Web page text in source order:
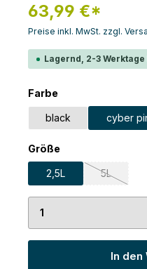
63,99 €*
Preise inkl. MwSt. zzgl.
Lagernd, 2-3
Farbeauswählen
black cyber
Größeauswählen
2,5L 5L
(Diese
Produkt Anzahl:
In den